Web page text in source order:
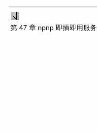
第 47 章 npnp 即插即用服务